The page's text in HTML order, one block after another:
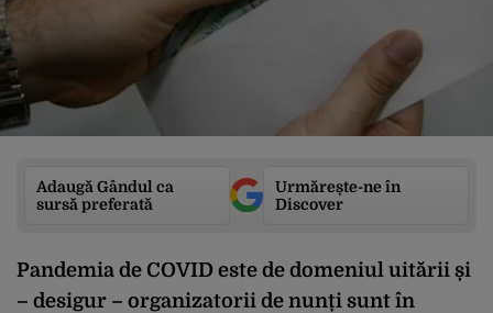
Adaugă Gândul ca
sursă preferată
Urmărește-ne în
Discover
Pandemia de COVID este de domeniul uitării și
– desigur – organizatorii de nunți sunt în